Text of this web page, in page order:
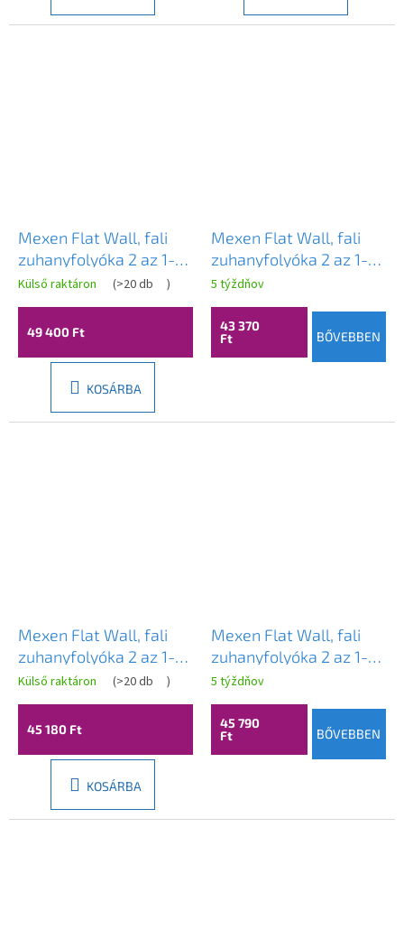
Mexen Flat Wall, fali
zuhanyfolyóka 2 az 1-
ben, 110 cm,
szálcsiszolt grafit,
1E30110
Külső raktáron (>20 db )
49 400 Ft
KOSÁRBA
Mexen Flat Wall, fali
zuhanyfolyóka 2 az 1-
ben, 100 cm, matt
arany, 1A30100
5 týždňov
43 370
Ft
BŐVEBBEN
Mexen Flat Wall, fali
zuhanyfolyóka 2 az 1-
ben, 100 cm, rozéarany,
1630100
Külső raktáron (>20 db )
45 180 Ft
KOSÁRBA
Mexen Flat Wall, fali
zuhanyfolyóka 2 az 1-
ben, 100 cm, matt réz,
1C30100
5 týždňov
45 790
Ft
BŐVEBBEN